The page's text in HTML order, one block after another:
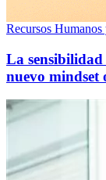
Recursos
La
nuevo mindset